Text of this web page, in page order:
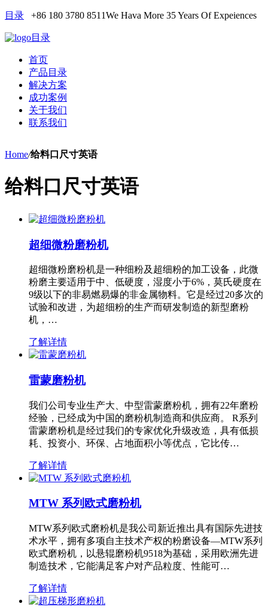
目录 +86 180 3780 8511We Hava More 35 Years Of Expeiences
目录
首页
产品目录
解决方案
成功案例
关于我们
联系我们
Home/给料口尺寸英语
给料口尺寸英语
超细微粉磨粉机
超细微粉磨粉机是一种细粉及超细粉的加工设备，此微
粉磨主要适用于中、低硬度，湿度小于6%，莫氏硬度在
9级以下的非易燃易爆的非金属物料。它是经过20多次的
试验和改进，为超细粉的生产而研发制造的新型磨粉
机，…
了解详情
雷蒙磨粉机
我们公司专业生产大、中型雷蒙磨粉机，拥有22年磨粉
经验，已经成为中国的磨粉机制造商和供应商。 R系列
雷蒙磨粉机是经过我们的专家优化升级改造，具有低损
耗、投资小、环保、占地面积小等优点，它比传…
了解详情
MTW 系列欧式磨粉机
MTW系列欧式磨粉机是我公司新近推出具有国际先进技
术水平，拥有多项自主技术产权的粉磨设备—MTW系列
欧式磨粉机，以悬辊磨粉机9518为基础，采用欧洲先进
制造技术，它能满足客户对产品粒度、性能可…
了解详情